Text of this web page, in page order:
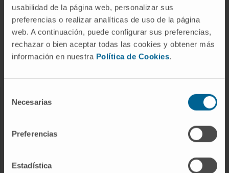
usabilidad de la página web, personalizar sus
preferencias o realizar analíticas de uso de la página
web. A continuación, puede configurar sus preferencias,
rechazar o bien aceptar todas las cookies y obtener más
información en nuestra Política de Cookies.
Necesarias
Preferencias
Estadística
Enfermedades
Pruebas diagnósticas
Cuidados en casa
NUESTROS PROFESIONALES